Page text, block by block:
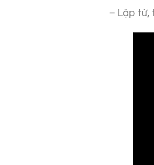
– Lặp từ,